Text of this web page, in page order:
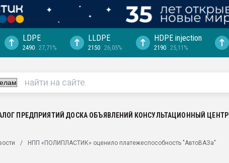
LDPE
2490 27,71%
LLDPE
2150 26,05%
HDPE injection
2190 25,11%
ПРЕДПРИЯТИЙ ДОСКА ОБЪЯВЛЕНИЙ КОНСУЛЬТАЦИОННЫЙ ЦЕНТР
НПП «ПОЛИПЛАСТИК» оценило платежеспособность "АвтоВАЗа"